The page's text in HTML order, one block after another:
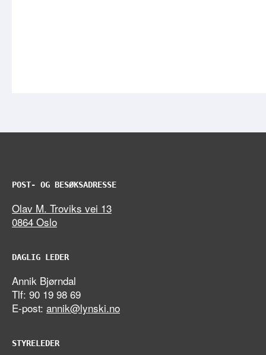
POST- OG BESØKSADRESSE
Olav M. Troviks vei 13
0864 Oslo
DAGLIG LEDER
Annik Bjørndal
Tlf: 90 19 98 69
E-post: annik@lynski.no
STYRELEDER